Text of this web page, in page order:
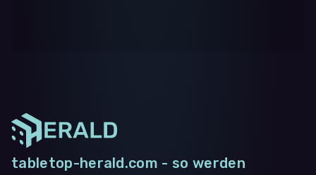
tabletop-herald.com - so werden